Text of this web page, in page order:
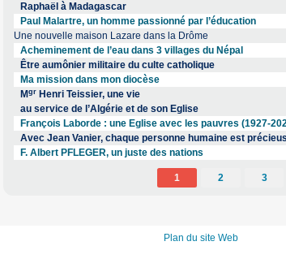
Raphaël à Madagascar
Paul Malartre, un homme passionné par l’éducation
Une nouvelle maison Lazare dans la Drôme
Acheminement de l’eau dans 3 villages du Népal
Être aumônier militaire du culte catholique
Ma mission dans mon diocèse
MgrHenri Teissier, une vie
au service de l’Algérie et de son Eglise
François Laborde : une Eglise avec les pauvres (1927-
Avec Jean Vanier, chaque personne humaine est
F. Albert PFLEGER, un juste des nations
1 2 3
Plan du site Web